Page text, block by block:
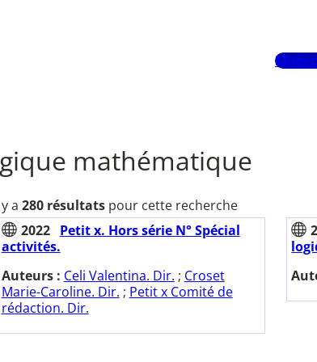
Mots-
mathématique
a 280 résultats pour cette recherche
2022
Petit x. Hors série N° Spécial
activités.
Auteurs : Celi Valentina. Dir. ; Croset
Marie-Caroline. Dir. ; Petit x Comité de
rédaction. Dir.